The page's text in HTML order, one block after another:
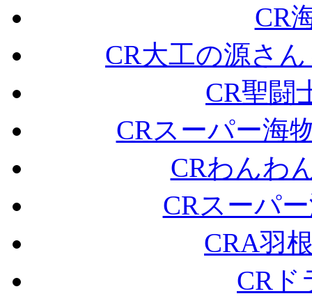
CR
CR大工の源さ
CR聖闘
CRスーパー海
CRわんわ
CRスーパ
CRA羽
CRド